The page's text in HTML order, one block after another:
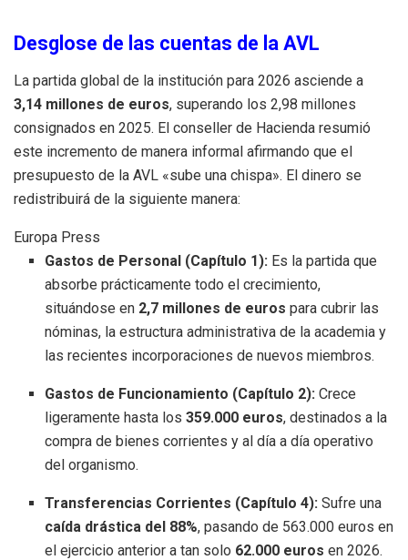
Desglose de las cuentas de la AVL
La partida global de la institución para 2026 asciende a
3,14 millones de euros, superando los 2,98 millones
consignados en 2025. El conseller de Hacienda resumió
este incremento de manera informal afirmando que el
presupuesto de la AVL «sube una chispa». El dinero se
redistribuirá de la siguiente manera:
Europa Press
Gastos de Personal (Capítulo 1): Es la partida que
absorbe prácticamente todo el crecimiento,
situándose en 2,7 millones de euros para cubrir las
nóminas, la estructura administrativa de la academia y
las recientes incorporaciones de nuevos miembros.
Gastos de Funcionamiento (Capítulo 2): Crece
ligeramente hasta los359.000 euros, destinados a la
compra de bienes corrientes y al día a día operativo
del organismo.
Transferencias Corrientes (Capítulo 4): Sufre una
caída drástica del 88%, pasando de 563.000 euros en
el ejercicio anterior a tan solo 62.000 euros en 2026.